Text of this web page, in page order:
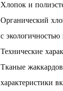
Хлопок и
Органический
с экологичностью
Технические
Тканые
характеристики